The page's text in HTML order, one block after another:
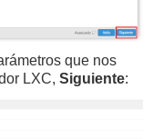
que nos
LXC,Siguiente: